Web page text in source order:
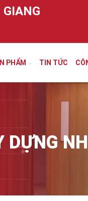
PHẨM TIN TỨC
DỰNG